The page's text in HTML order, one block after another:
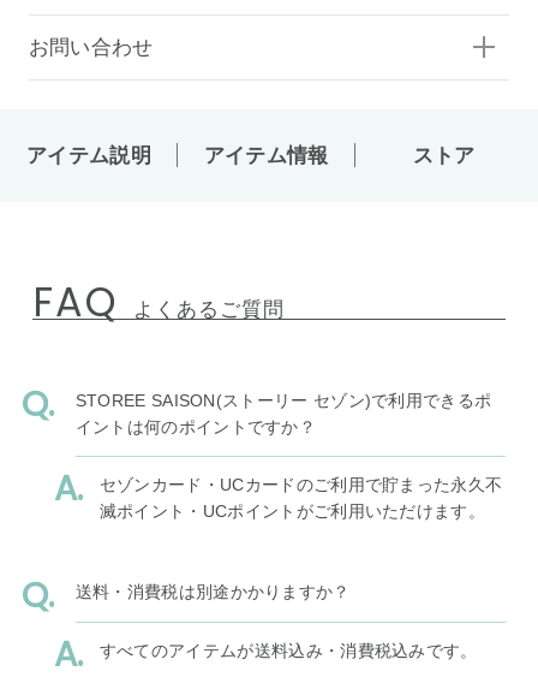
お問い合わせ
アイテム説明 アイテム情報 ストア
FAQ よくあるご質問
STOREE SAISON(ストーリー セゾン)で利用できるポ
イントは何のポイントですか？
セゾンカード・UCカードのご利用で貯まった永久不
滅ポイント・UCポイントがご利用いただけます。
送料・消費税は別途かかりますか？
すべてのアイテムが送料込み・消費税込みです。